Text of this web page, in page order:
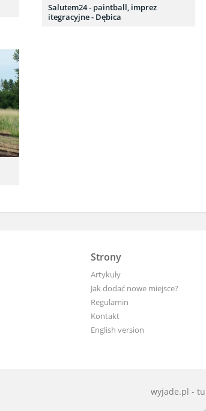
Salutem24 - paintball, imprez
itegracyjne - Dębica
Strony
Artykuły
Jak dodać nowe miejsce?
Regulamin
Kontakt
English version
wyjade.pl -